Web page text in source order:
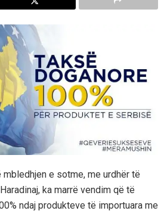
e sotme, me urdhër të
ka marrë vendim që të
ndaj produkteve të importuara me